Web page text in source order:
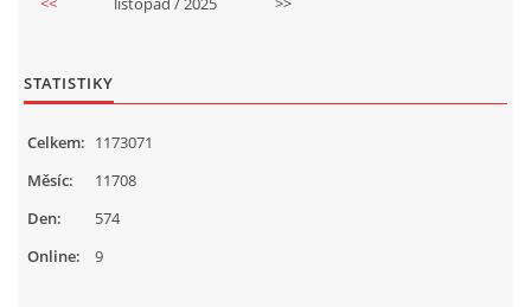
STATISTIKY
Online: 9
Celkem: 1173071
Měsíc:
11708
Den:
574